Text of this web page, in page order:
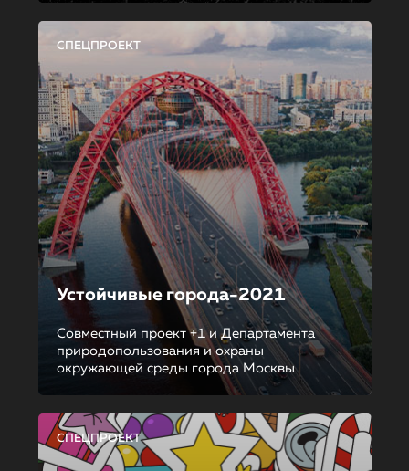
СПЕЦПРОЕКТ
Устойчивые города-2021
Совместный проект +1 и Департамента
природопользования и охраны
окружающей среды города Москвы
СПЕЦПРОЕКТ